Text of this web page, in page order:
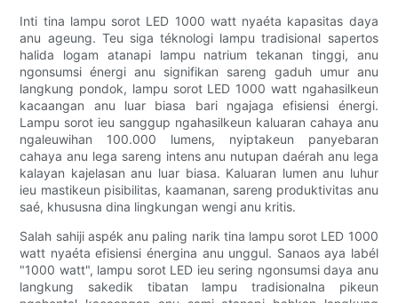
Inti tina lampu sorot LED 1000 watt nyaéta kapasitas daya
anu ageung. Teu siga téknologi lampu tradisional sapertos
halida logam atanapi lampu natrium tekanan tinggi, anu
ngonsumsi énergi anu signifikan sareng gaduh umur anu
langkung pondok, lampu sorot LED 1000 watt ngahasilkeun
kacaangan anu luar biasa bari ngajaga efisiensi énergi.
Lampu sorot ieu sanggup ngahasilkeun kaluaran cahaya anu
ngaleuwihan 100.000 lumens, nyiptakeun panyebaran
cahaya anu lega sareng intens anu nutupan daérah anu lega
kalayan kajelasan anu luar biasa. Kaluaran lumen anu luhur
ieu mastikeun pisibilitas, kaamanan, sareng produktivitas anu
saé, khususna dina lingkungan wengi anu kritis.
Salah sahiji aspék anu paling narik tina lampu sorot LED 1000
watt nyaéta efisiensi énergina anu unggul. Sanaos aya labél
"1000 watt", lampu sorot LED ieu sering ngonsumsi daya anu
langkung sakedik tibatan lampu tradisionalna pikeun